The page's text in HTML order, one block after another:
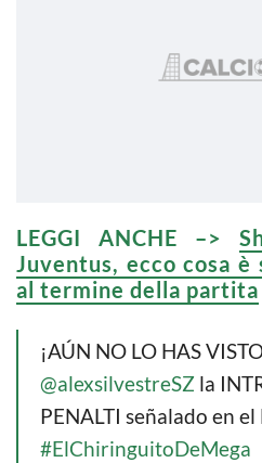
LEGGI ANCHE –>
Juventus, ecco cosa è
al termine della partita
¡AÚN NO LO HAS
@alexsilvestreSZ la
PENALTI señalado en
#ElChiringuitoDeMega